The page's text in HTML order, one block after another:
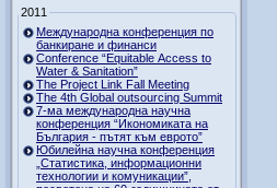
2011
Международна конференция по
банкиране и финанси
Conference “Equitable Access to
Water & Sanitation”
The Project Link Fall Meeting
The 4th Global outsourcing Summit
7-ма международна научна
конференция “Икономиката на
България - пътят към еврото”
Юбилейна научна конференция
„Статистика, информационни
технологии и комуникации”,